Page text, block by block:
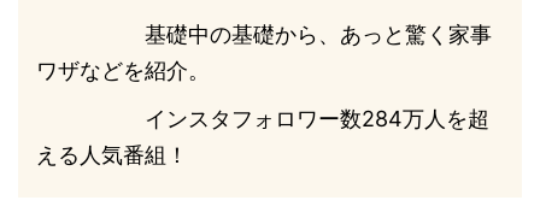
基礎中の基礎から、あっと驚く家事
ワザなどを紹介。
インスタフォロワー数284万人を超
える人気番組！